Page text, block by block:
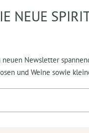
NEUE
Newsletter
und Weine sowie